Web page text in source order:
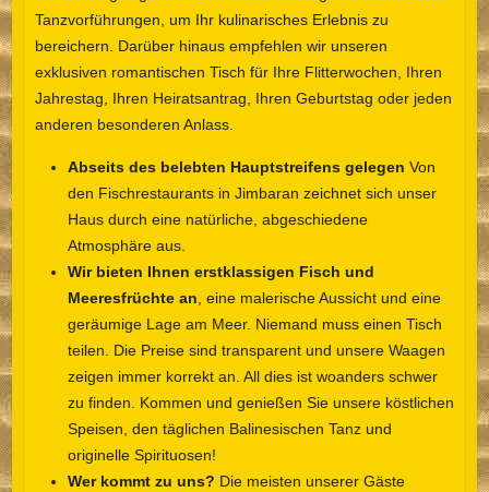
Tanzvorführungen, um Ihr kulinarisches Erlebnis zu
bereichern. Darüber hinaus empfehlen wir unseren
exklusiven romantischen Tisch für Ihre Flitterwochen, Ihren
Jahrestag, Ihren Heiratsantrag, Ihren Geburtstag oder jeden
anderen besonderen Anlass.
Abseits des belebten Hauptstreifens gelegen Von
den Fischrestaurants in Jimbaran zeichnet sich unser
Haus durch eine natürliche, abgeschiedene
Atmosphäre aus.
Wir bieten Ihnen erstklassigen Fisch und
Meeresfrüchte an , eine malerische Aussicht und eine
geräumige Lage am Meer. Niemand muss einen Tisch
teilen. Die Preise sind transparent und unsere Waagen
zeigen immer korrekt an. All dies ist woanders schwer
zu finden. Kommen und genießen Sie unsere köstlichen
Speisen, den täglichen Balinesischen Tanz und
originelle Spirituosen!
Wer kommt zu uns? Die meisten unserer Gäste